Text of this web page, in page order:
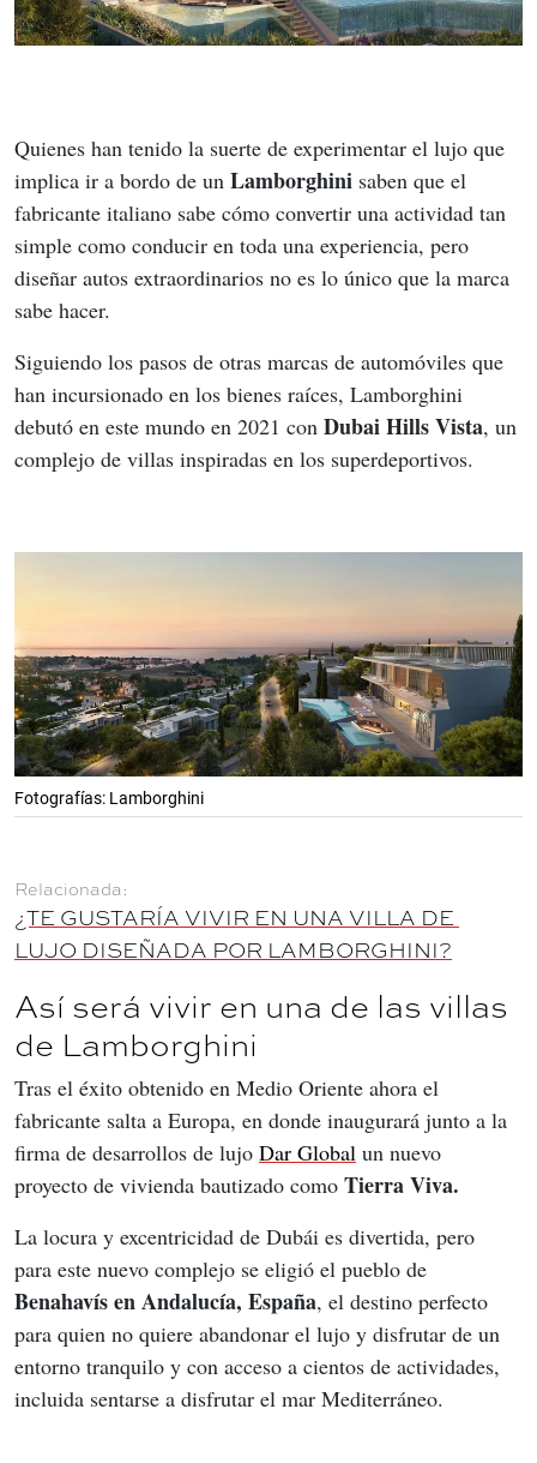
Quienes han tenido la suerte de experimentar el lujo que
implica ir a bordo de un Lamborghini saben que el
fabricante italiano sabe cómo convertir una actividad tan
simple como conducir en toda una experiencia, pero
diseñar autos extraordinarios no es lo único que la marca
sabe hacer.
Siguiendo los pasos de otras marcas de automóviles que
han incursionado en los bienes raíces, Lamborghini
debutó en este mundo en 2021 con Dubai Hills Vista, un
complejo de villas inspiradas en los superdeportivos.
Fotografías: Lamborghini
¿TE GUSTARÍA VIVIR EN UNA VILLA DE
LUJO DISEÑADA POR LAMBORGHINI?
Así será vivir en una de las villas
de Lamborghini
Tras el éxito obtenido en Medio Oriente ahora el
fabricante salta a Europa, en donde inaugurará junto a la
firma de desarrollos de lujo Dar Global un nuevo
proyecto de vivienda bautizado como Tierra Viva.
La locura y excentricidad de Dubái es divertida, pero
para este nuevo complejo se eligió el pueblo de
Benahavís en Andalucía, España, el destino perfecto
para quien no quiere abandonar el lujo y disfrutar de un
entorno tranquilo y con acceso a cientos de actividades,
incluida sentarse a disfrutar el mar Mediterráneo.